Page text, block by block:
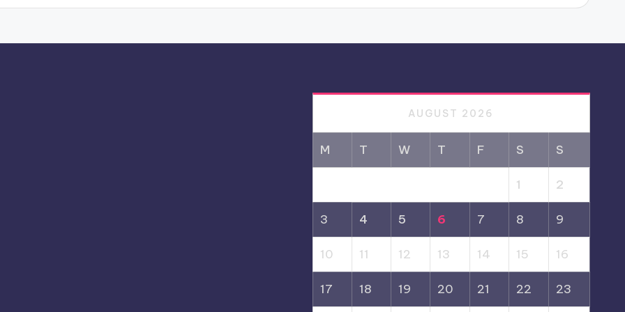
AUGUST 2026
M T W T F S S
1 2
3 4 5 6 7 8 9
10 11 12 13 14 15 16
17 18 19 20 21 22 23